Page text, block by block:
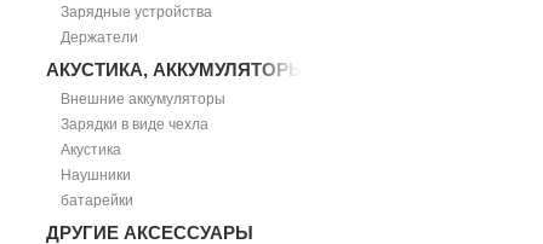
Зарядные устройства
Держатели
АКУСТИКА, АККУМУЛЯТОРЫ
Внешние аккумуляторы
Зарядки в виде чехла
Акустика
Наушники
батарейки
ДРУГИЕ АКСЕССУАРЫ